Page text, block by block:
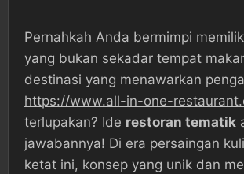
Pernahkah Anda bermimpi
yang bukan sekadar tempat
destinasi yang menawarkan
https://www.all-in-one-
terlupakan? Ide restoran tematik
jawabannya! Di era persaingan
ketat ini, konsep yang unik dan